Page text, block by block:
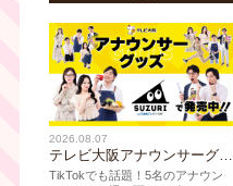
2026.08.07
テレビ大阪アナウンサーグッ
ズの新商品 8月8日(土)に発
TikTokでも話題！5名のアナウン